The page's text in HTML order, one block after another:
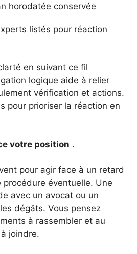
horodatée conservée
listés pour réaction
en suivant ce fil
logique aide à relier
vérification et actions.
pour prioriser la réaction en
votre position .
pour agir face à un retard
éventuelle. Une
avec un avocat ou un
dégâts. Vous pensez
à rassembler et au
joindre.